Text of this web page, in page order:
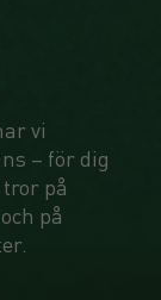
vi
– för dig
på
på